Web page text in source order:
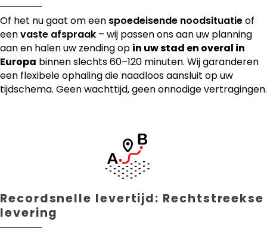
Of het nu gaat om een spoedeisende noodsituatieof
eenvaste afspraak – wij passen ons aan uw planning
aan en halen uw zending op in uw stad en overal in
Europa binnen slechts 60–120 minuten. Wij garanderen
een flexibele ophaling die naadloos aansluit op uw
tijdschema. Geen wachttijd, geen onnodige vertragingen.
Recordsnelle levertijd: Rechtstreekse
levering